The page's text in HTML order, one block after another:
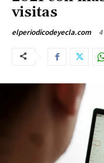
visitas
elperiodicodeyecla.com